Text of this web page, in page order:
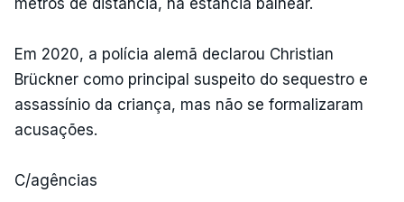
Em 2020, a polícia alemã declarou Christian
Brückner como principal suspeito do sequestro e
assassínio da criança, mas não se formalizaram
acusações.
C/agências